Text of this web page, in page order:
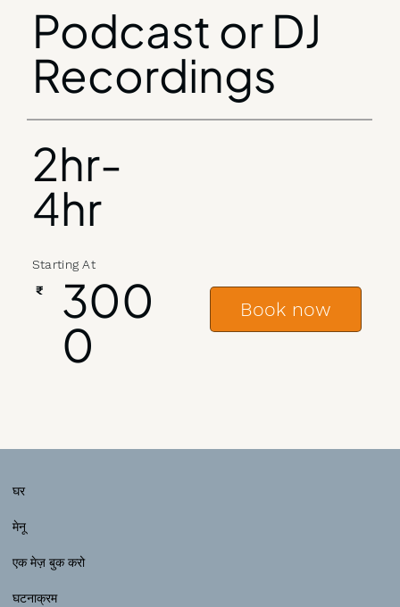
Podcast or DJ
Recordings
2hr-
4hr
Starting At
₹
300
0
Book now
घर
मेनू
एक मेज़ बुक करो
घटनाक्रम